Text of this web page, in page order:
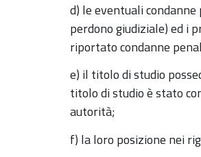
d) le eventuali
perdono giudiziale) ed i
riportato condanne
e) il titolo di studio
titolo di studio è stato
autorità;
f) la loro posizione nei